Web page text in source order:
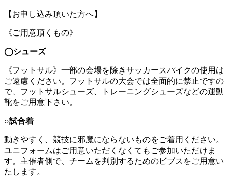
【お申し込み頂いた方へ】
《ご用意頂くもの》
◯シューズ
《フットサル》一部の会場を除きサッカースパイクの使用は
ご遠慮ください。フットサルの大会では全面的に禁止ですの
で、フットサルシューズ、トレーニングシューズなどの運動
靴をご用意下さい。
○試合着
動きやすく、競技に邪魔にならないものをご着用ください。
ユニフォームはご用意いただくなくてもご参加いただけま
す。主催者側で、チームを判別するためのビブスをご用意い
たします。